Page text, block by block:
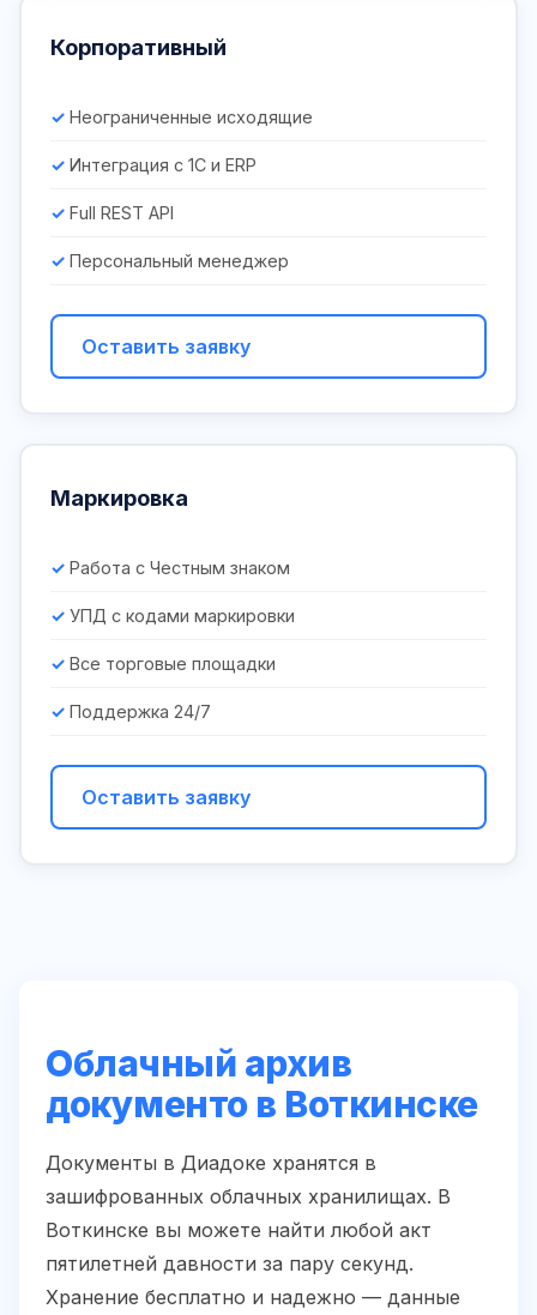
Корпоративный
Неограниченные исходящие
Интеграция с 1С и ERP
Full REST API
Персональный менеджер
Оставить заявку
Маркировка
Работа с Честным знаком
УПД с кодами маркировки
Все торговые площадки
Поддержка 24/7
Оставить заявку
Облачный архив
документо в Воткинске
Документы в Диадоке хранятся в
зашифрованных облачных хранилищах. В
Воткинске вы можете найти любой акт
пятилетней давности за пару секунд.
Хранение бесплатно и надежно — данные